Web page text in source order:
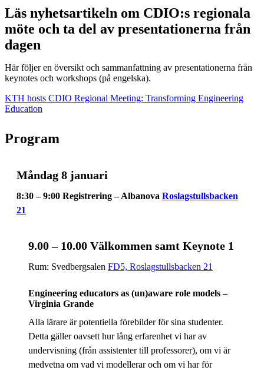
Läs nyhetsartikeln om CDIO:s regionala
möte och ta del av presentationerna från
dagen
Här följer en översikt och sammanfattning av presentationerna från
keynotes och workshops (på engelska).
KTH hosts CDIO Regional Meeting: Transforming Engineering
Education
Program
Måndag 8 januari
8:30 – 9:00 Registrering – Albanova Roslagstullsbacken
21
9.00 – 10.00 Välkommen samt Keynote 1
Rum: Svedbergsalen FD5, Roslagstullsbacken 21
Engineering educators as (un)aware role models –
Virginia Grande
Alla lärare är potentiella förebilder för sina studenter.
Detta gäller oavsett hur lång erfarenhet vi har av
undervisning (från assistenter till professorer), om vi är
medvetna om vad vi modellerar och om vi har för